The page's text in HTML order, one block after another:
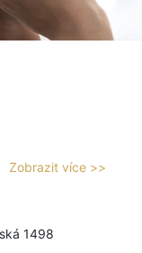
Zobrazit více >>
1498